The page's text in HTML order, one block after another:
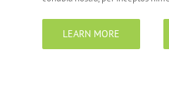
LEARN MORE